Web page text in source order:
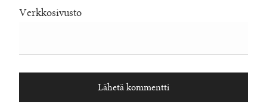
Verkkosivusto